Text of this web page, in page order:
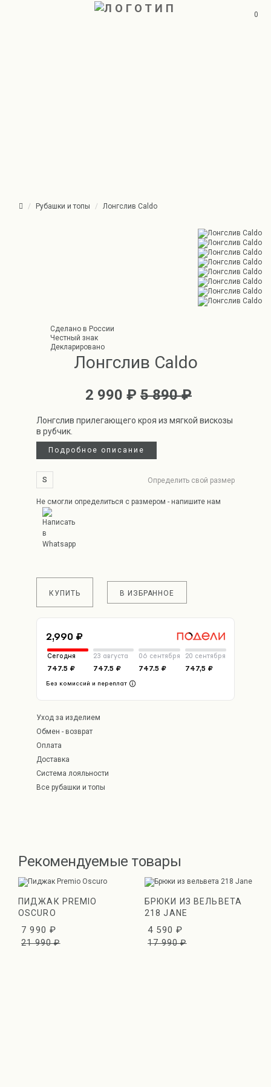
0
Рубашки и топы Лонгслив Caldo
Сделано в России
Честный знак
Декларировано
Лонгслив Caldo
2 990 ₽ 5 890 ₽
Лонгслив прилегающего кроя из мягкой вискозы
в рубчик.
Подробное описание
S Определить свой размер
Не смогли определиться с размером - напишите нам
КУПИТЬ В ИЗБРАННОЕ
2,990 ₽
Сегодня
747.5 ₽
23 августа
747.5 ₽
06 сентября
747.5 ₽
20 сентября
747,5 ₽
Без комиссий и переплат
Уход за изделием
Обмен - возврат
Оплата
Доставка
Система лояльности
Все рубашки и топы
Рекомендуемые товары
ПИДЖАК PREMIO
OSCURO
7 990 ₽
21 990 ₽
БРЮКИ ИЗ ВЕЛЬВЕТА
218 JANE
4 590 ₽
17 990 ₽